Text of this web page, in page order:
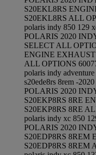
S20EKL8RS
S20EKL8RS ALL
polaris indy 850 129
POLARIS 2020
SELECT ALL
ENGINE
ALL OPTIONS
polaris indy
s20ede8rs 8rem -2020
POLARIS 2020
S20EKP8RS 8RE
S20EKP8RS 8RE
polaris indy xc 850
POLARIS 2020
S20EDP8RS
S20EDP8RS 8REM